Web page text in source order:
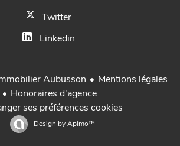
Twitter
Linkedin
Aubusson
Mentions légales
Honoraires d'agence
ses préférences cookies
Design by Apimo™